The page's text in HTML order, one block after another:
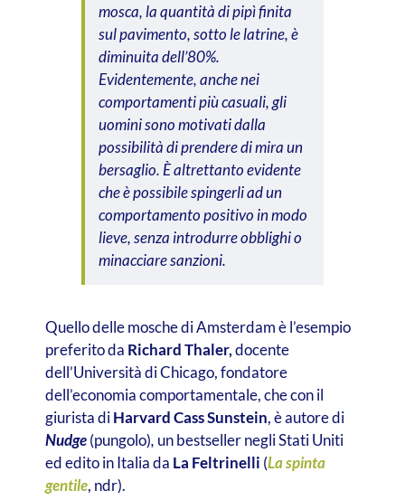
mosca, la quantità di pipì finita
sul pavimento, sotto le latrine, è
diminuita dell’80%.
Evidentemente, anche nei
comportamenti più casuali, gli
uomini sono motivati dalla
possibilità di prendere di mira un
bersaglio. È altrettanto evidente
che è possibile spingerli ad un
comportamento positivo in modo
lieve, senza introdurre obblighi o
minacciare sanzioni.
Quello delle mosche di Amsterdam è l’esempio
preferito da Richard Thaler,docente
dell’Università di Chicago, fondatore
dell’economia comportamentale, che con il
giurista diHarvard Cass Sunstein, è autore di
Nudge(pungolo), un bestseller negli Stati Uniti
ed edito in Italia da La Feltrinelli (La spinta
gentile, ndr).